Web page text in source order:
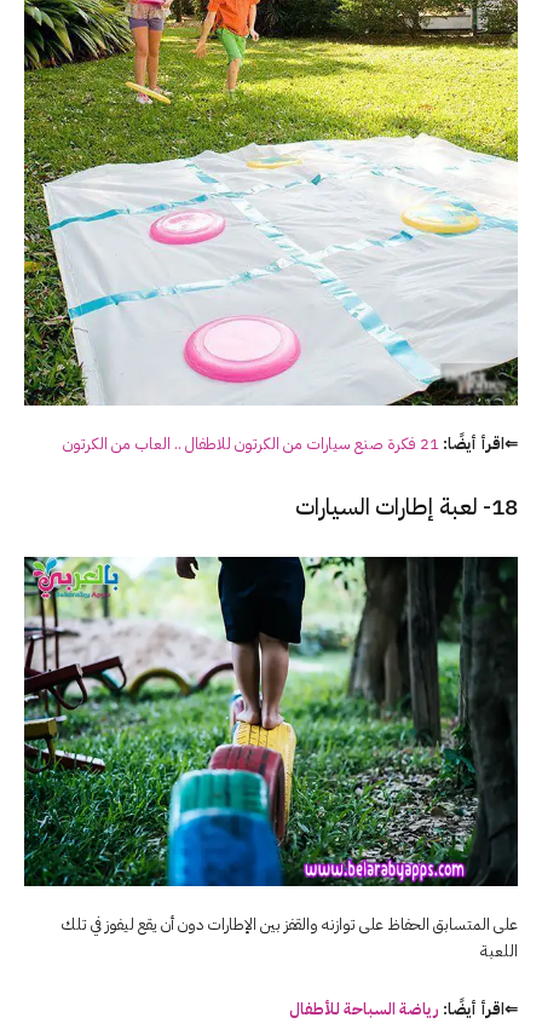
⇐اقرأ أيضًا: 21 فكرة صنع سيارات من الكرتون للاطفال .. العاب من الكرتون
18- لعبة إطارات السيارات
على المتسابق الحفاظ على توازنه والقفز بين الإطارات دون أن يقع ليفوز في تلك
اللعبة
⇐اقرأ أيضًا: رياضة السباحة للأطفال